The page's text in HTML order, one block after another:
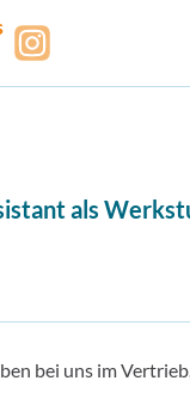
als
bei uns im